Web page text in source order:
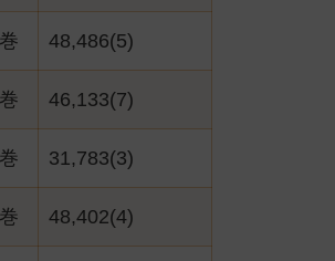
48,486(5)
46,133(7)
31,783(3)
48,402(4)